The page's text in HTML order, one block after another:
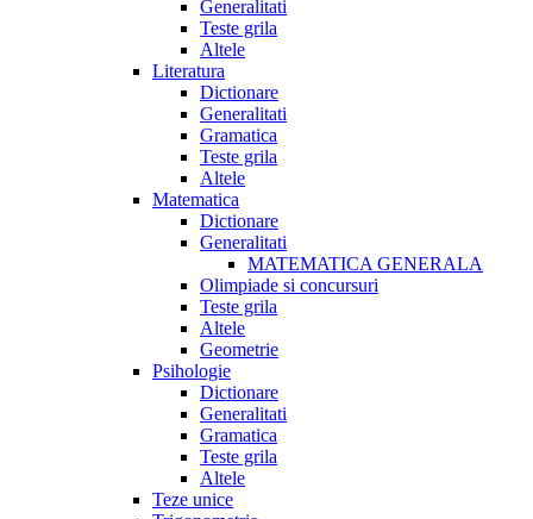
Generalitati
Teste grila
Altele
Literatura
Dictionare
Generalitati
Gramatica
Teste grila
Altele
Matematica
Dictionare
Generalitati
MATEMATICA GENERALA
Olimpiade si concursuri
Teste grila
Altele
Geometrie
Psihologie
Dictionare
Generalitati
Gramatica
Teste grila
Altele
Teze unice